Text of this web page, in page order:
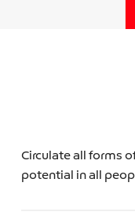
Circulate all forms
potential in all